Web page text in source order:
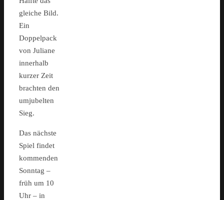
gleiche Bild.
Ein
Doppelpack
von Juliane
innerhalb
kurzer Zeit
brachten den
umjubelten
Sieg.
Das nächste
Spiel findet
kommenden
Sonntag –
früh um 10
Uhr – in